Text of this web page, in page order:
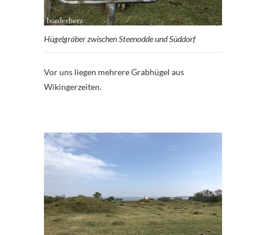
Hügelgräber zwischen Steenodde und Süddorf
Vor uns liegen mehrere Grabhügel aus
Wikingerzeiten.